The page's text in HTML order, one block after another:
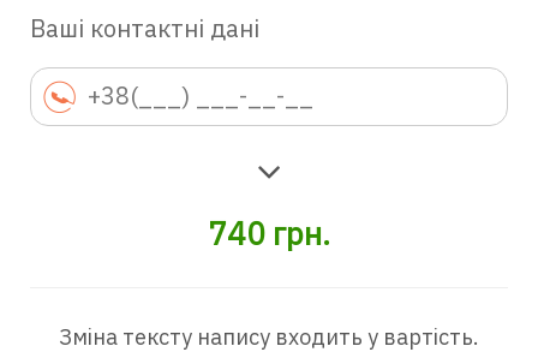
Ваші контактні дані
740 грн.
Зміна тексту напису входить у вартість.